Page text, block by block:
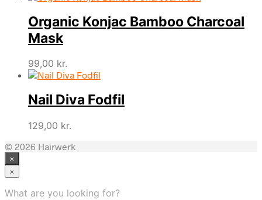
Organic Konjac Bamboo Charcoal
Mask
99,00 kr.
Nail Diva Fodfil
129,00 kr.
© 2026 Hairwerk
×
×
What are you looking for?